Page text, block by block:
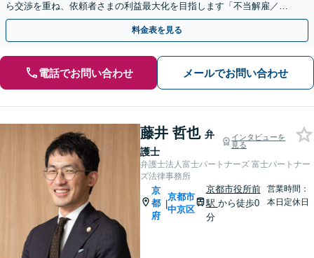
ら交渉を重ね、依頼者さまの利益最大化を目指します「不当解雇／労
災の損害賠償請求／未払い残業代／セクハラ・パワハラ」
料金表を見る
電話でお問い合わせ メールでお問い合わせ
藤井 哲也 弁
護士
インタビューを
見る
弁護士法人富士パートナーズ 富士パートナー
ズ法律事務所
京
都
府
|
京都市
中京区
京都市役所前
駅 から徒歩0
分
営業時間：
本日定休日